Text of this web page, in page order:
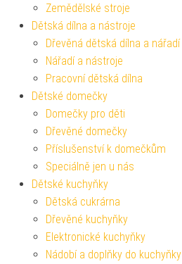
Zemědělské stroje
Dětská dílna a nástroje
Dřevěná dětská dílna a nářadí
Nářadí a nástroje
Pracovní dětská dílna
Dětské domečky
Domečky pro děti
Dřevěné domečky
Příslušenství k domečkům
Speciálně jen u nás
Dětské kuchyňky
Dětská cukrárna
Dřevěné kuchyňky
Elektronické kuchyňky
Nádobí a doplňky do kuchyňky